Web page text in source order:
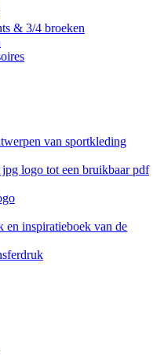
& 3/4 broeken
van sportkleding
logo tot een bruikbaar pdf
inspiratieboek van de